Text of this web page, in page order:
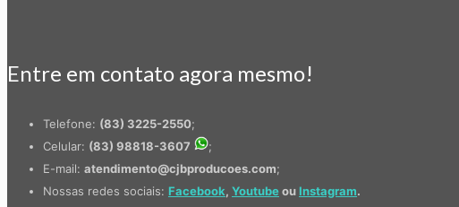
Entre em contato agora mesmo!
Telefone: (83) 3225-2550;
Celular: (83) 98818-3607
;
E-mail: atendimento@cjbproducoes.com;
Nossas redes sociais: Facebook, Youtubeou Instagram.